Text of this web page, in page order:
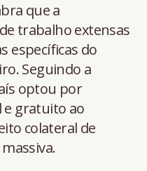
que a
trabalho extensas
específicas do
Seguindo a
optou por
e gratuito ao
colateral de